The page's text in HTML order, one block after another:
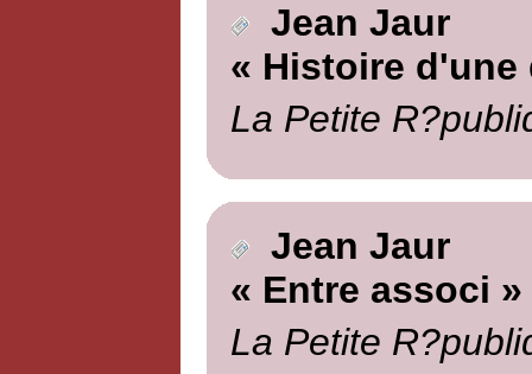
Jean Jaur
« Histoire d'une
La Petite
Jean Jaur
« Entre associ »
La Petite